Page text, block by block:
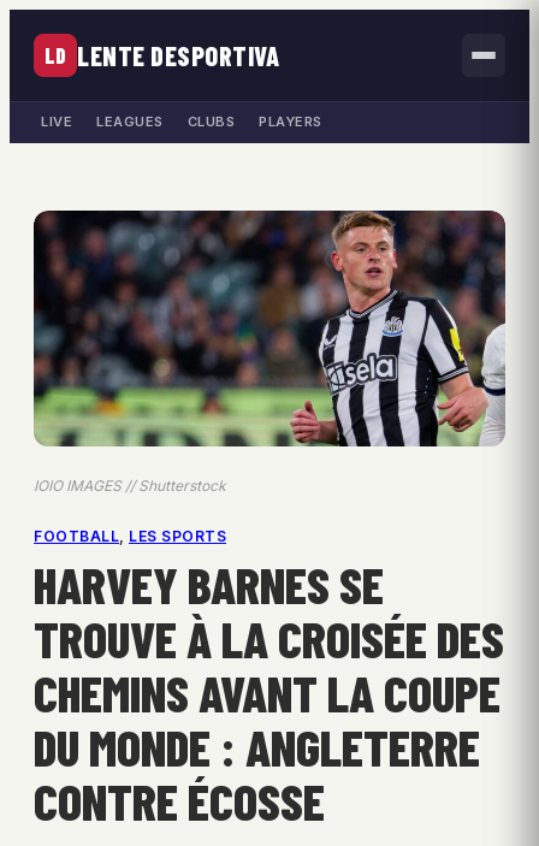
LD LENTE DESPORTIVA
LIVE LEAGUES CLUBS PLAYERS
IOIO IMAGES // Shutterstock
FOOTBALL, LES SPORTS
HARVEY BARNES SE
TROUVE À LA CROISÉE DES
CHEMINS AVANT LA COUPE
DU MONDE : ANGLETERRE
CONTRE ÉCOSSE